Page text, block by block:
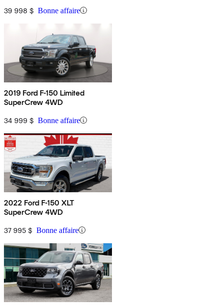
39 998 $ Bonne affaire
2019 Ford F-150 Limited
SuperCrew 4WD
34 999 $ Bonne affaire
2022 Ford F-150 XLT
SuperCrew 4WD
37 995 $ Bonne affaire